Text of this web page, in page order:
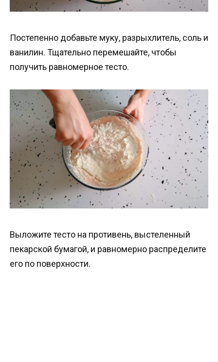
Постепенно добавьте муку, разрыхлитель, соль и
ванилин. Тщательно перемешайте, чтобы
получить равномерное тесто.
Выложите тесто на противень, выстеленный
пекарской бумагой, и равномерно распределите
его по поверхности.